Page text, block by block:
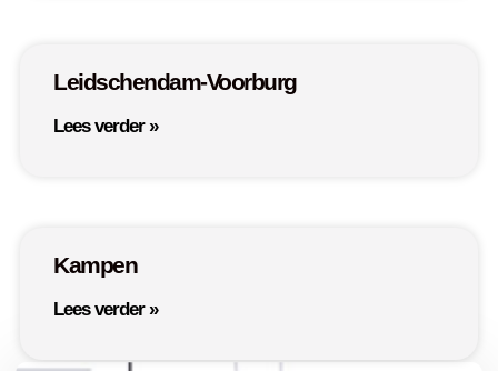
Leidschendam-Voorburg
Lees verder »
Kampen
Lees verder »